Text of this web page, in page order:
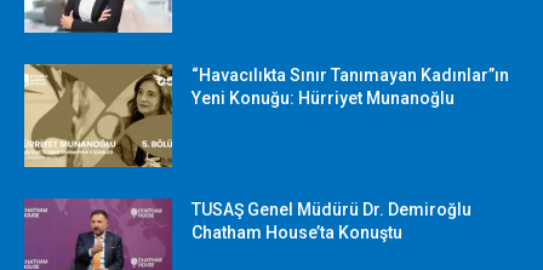
“Havacılıkta Sınır Tanımayan Kadınlar”ın
Yeni Konuğu: Hürriyet Munanoğlu
TUSAŞ Genel Müdürü Dr. Demiroğlu
Chatham House’ta Konuştu